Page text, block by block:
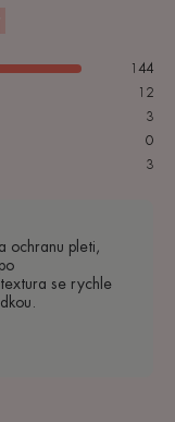
144
12
3
0
3
ochranu pleti,
se rychle